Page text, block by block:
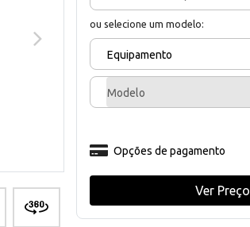
ou selecione um modelo:
Equipamento
Modelo
Opções de pagamento
Ver Preço